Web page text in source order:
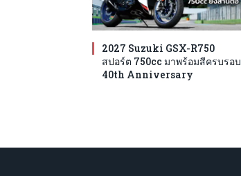
2027 Suzuki GSX-R750
สปอร์ต 750cc มาพร้อมสีครบรอบ
40th Anniversary